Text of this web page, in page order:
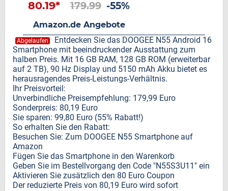
80.19* 179.99 -55%
Amazon.de Angebote
Abgelaufen
Entdecken Sie das DOOGEE N55 Android 16
Smartphone mit beeindruckender Ausstattung zum
halben Preis. Mit 16 GB RAM, 128 GB ROM (erweiterbar
auf 2 TB), 90 Hz Display und 5150 mAh Akku bietet es
herausragendes Preis-Leistungs-Verhältnis.
Ihr Preisvorteil:
Unverbindliche Preisempfehlung: 179,99 Euro
Sonderpreis: 80,19 Euro
Sie sparen: 99,80 Euro (55% Rabatt!)
So erhalten Sie den Rabatt:
Besuchen Sie: Zum DOOGEE N55 Smartphone auf
Amazon
Fügen Sie das Smartphone in den Warenkorb
Geben Sie im Bestellvorgang den Code "N55S3U11" ein
Aktivieren Sie zusätzlich den 80 Euro Coupon
Der reduzierte Preis von 80,19 Euro wird sofort